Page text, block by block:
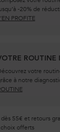
-20% de
PROFITE
ROUTINE
votre
à notre
55€ et retours
offerts